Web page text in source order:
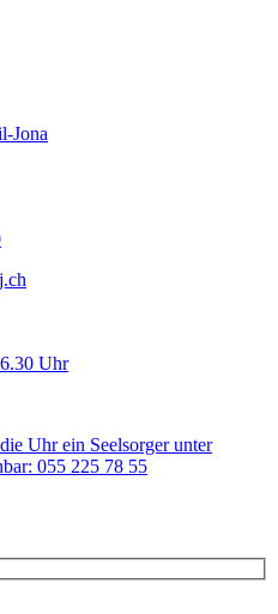
Jona
Uhr
Uhr ein Seelsorger unter
055 225 78 55